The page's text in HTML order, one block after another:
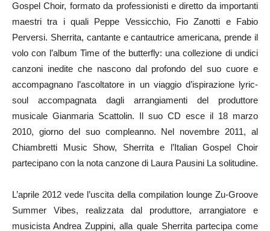
Gospel Choir, formato da professionisti e diretto da importanti
maestri tra i quali Peppe Vessicchio, Fio Zanotti e Fabio
Perversi. Sherrita, cantante e cantautrice americana, prende il
volo con l’album Time of the butterfly: una collezione di undici
canzoni inedite che nascono dal profondo del suo cuore e
accompagnano l’ascoltatore in un viaggio d’ispirazione lyric-
soul accompagnata dagli arrangiamenti del produttore
musicale Gianmaria Scattolin. Il suo CD esce il 18 marzo
2010, giorno del suo compleanno. Nel novembre 2011, al
Chiambretti Music Show, Sherrita e l’Italian Gospel Choir
partecipano con la nota canzone di Laura Pausini La solitudine.
L’aprile 2012 vede l’uscita della compilation lounge Zu-Groove
Summer Vibes, realizzata dal produttore, arrangiatore e
musicista Andrea Zuppini, alla quale Sherrita partecipa come